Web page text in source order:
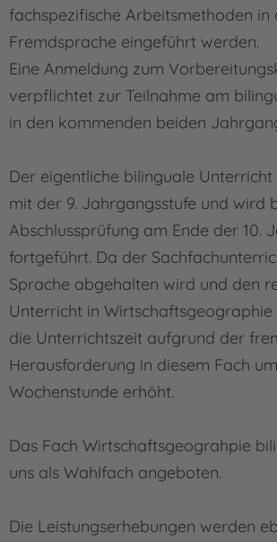
fachspezifische Arbeitsmethoden in
Fremdsprache eingeführt werden.
Eine Anmeldung zum
verpflichtet zur Teilnahme am
in den kommenden beiden
Der eigentliche bilinguale
mit der 9. Jahrgangsstufe und wird
Abschlussprüfung am Ende der 10.
fortgeführt. Da der
Sprache abgehalten wird und den
Unterricht in Wirtschaftsgeographie
die Unterrichtszeit aufgrund der
Herausforderung in diesem Fach
Wochenstunde erhöht.
Das Fach Wirtschaftsgeograhpie
uns als Wahlfach angeboten.
Die Leistungserhebungen werden